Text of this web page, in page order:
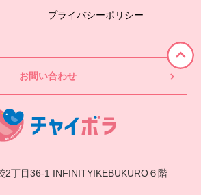
プライバシーポリシー
お問い合わせ
2丁目36-1 INFINITYIKEBUKURO６階